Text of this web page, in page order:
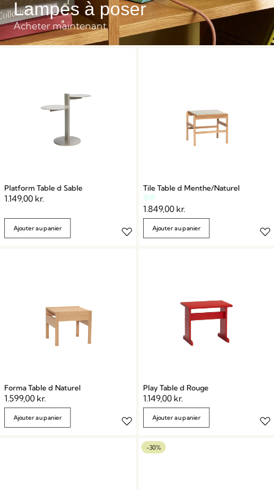
Lampes à poser
Acheter maintenant
Platform Table d Sable
1.149,00 kr.
Ajouter au panier
Tile Table d Menthe/Naturel
1.849,00 kr.
Ajouter au panier
Forma Table d Naturel
1.599,00 kr.
Ajouter au panier
Play Table d Rouge
1.149,00 kr.
Ajouter au panier
-30%